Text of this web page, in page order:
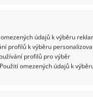
údajů k výběru
profilů k výběru
profilů pro výběr
omezených údajů k